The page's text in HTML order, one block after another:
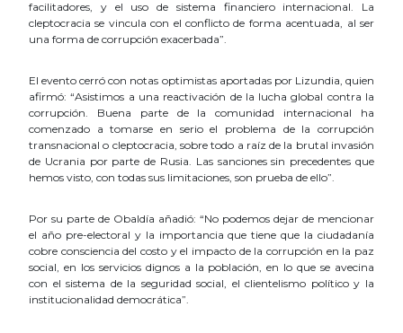
facilitadores, y el uso de sistema financiero internacional. La
cleptocracia se vincula con el conflicto de forma acentuada, al ser
una forma de corrupción exacerbada”.
El evento cerró con notas optimistas aportadas por Lizundia, quien
afirmó: “Asistimos a una reactivación de la lucha global contra la
corrupción. Buena parte de la comunidad internacional ha
comenzado a tomarse en serio el problema de la corrupción
transnacional o cleptocracia, sobre todo a raíz de la brutal invasión
de Ucrania por parte de Rusia. Las sanciones sin precedentes que
hemos visto, con todas sus limitaciones, son prueba de ello”.
Por su parte de Obaldía añadió: “No podemos dejar de mencionar
el año pre-electoral y la importancia que tiene que la ciudadanía
cobre consciencia del costo y el impacto de la corrupción en la paz
social, en los servicios dignos a la población, en lo que se avecina
con el sistema de la seguridad social, el clientelismo político y la
institucionalidad democrática”.